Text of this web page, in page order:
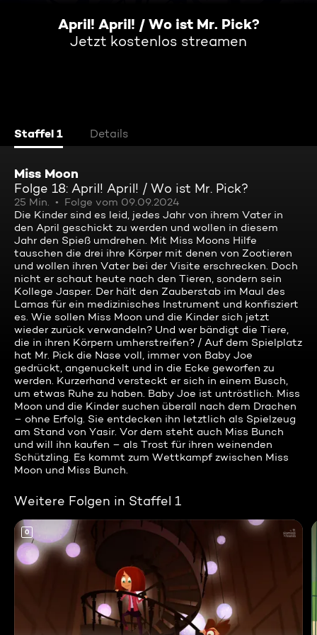
April! April! / Wo ist Mr. Pick?
Jetzt kostenlos streamen
Staffel 1 Details
Miss Moon
Folge 18: April! April! / Wo ist Mr. Pick?
25 Min.
Folge vom 09.09.2024
Die Kinder sind es leid, jedes Jahr von ihrem Vater in
den April geschickt zu werden und wollen in diesem
Jahr den Spieß umdrehen. Mit Miss Moons Hilfe
tauschen die drei ihre Körper mit denen von Zootieren
und wollen ihren Vater bei der Visite erschrecken. Doch
nicht er schaut heute nach den Tieren, sondern sein
Kollege Jasper. Der hält den Zauberstab im Maul des
Lamas für ein medizinisches Instrument und konfisziert
es. Wie sollen Miss Moon und die Kinder sich jetzt
wieder zurück verwandeln? Und wer bändigt die Tiere,
die in ihren Körpern umherstreifen? / Auf dem Spielplatz
hat Mr. Pick die Nase voll, immer von Baby Joe
gedrückt, angenuckelt und in die Ecke geworfen zu
werden. Kurzerhand versteckt er sich in einem Busch,
um etwas Ruhe zu haben. Baby Joe ist untröstlich. Miss
Moon und die Kinder suchen überall nach dem Drachen
– ohne Erfolg. Sie entdecken ihn letztlich als Spielzeug
am Stand von Yasir. Vor dem steht auch Miss Bunch
und will ihn kaufen – als Trost für ihren weinenden
Schützling. Es kommt zum Wettkampf zwischen Miss
Moon und Miss Bunch.
Weitere Folgen in Staffel 1
0